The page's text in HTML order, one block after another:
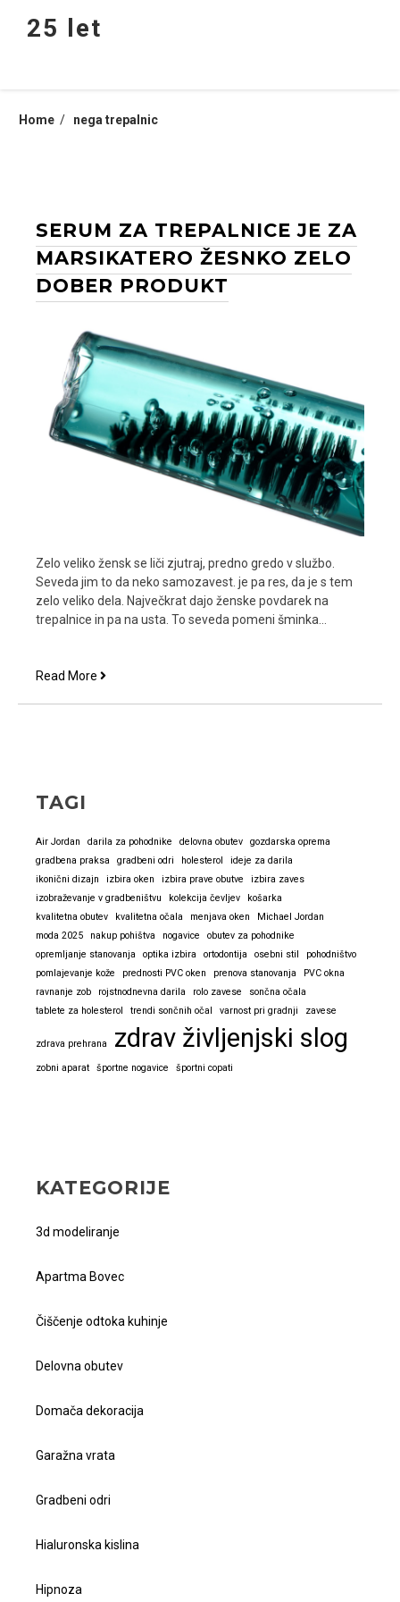
25 let
Home nega trepalnic
SERUM ZA TREPALNICE JE ZA
MARSIKATERO ŽESNKO ZELO
DOBER PRODUKT
Zelo veliko žensk se liči zjutraj, predno gredo v službo.
Seveda jim to da neko samozavest. je pa res, da je s tem
zelo veliko dela. Največkrat dajo ženske povdarek na
trepalnice in pa na usta. To seveda pomeni šminka…
Read More Serum
produkt
TAGI
Air Jordan darila za pohodnike delovna obutev
gozdarska oprema
gradbena praksa
gradbeni odri holesterol
ideje za darila
ikonični dizajn
izbira oken izbira prave obutve
izbira zaves
izobraževanje v gradbeništvu
kolekcija čevljev
košarka
kvalitetna obutev
kvalitetna očala menjava oken
Michael Jordan
moda 2025
nakup pohištva nogavice
obutev za pohodnike
opremljanje stanovanja
optika izbira ortodontija osebni stil
pohodništvo
pomlajevanje kože
prednosti PVC oken prenova stanovanja
PVC okna
ravnanje zob
rojstnodnevna darila rolo zavese
sončna očala
tablete za holesterol
trendi sončnih očal varnost pri gradnji zavese
zdrava prehrana zdrav življenjski slog
zobni aparat športne nogavice športni copati
KATEGORIJE
3d modeliranje
Apartma Bovec
Čiščenje odtoka kuhinje
Delovna obutev
Domača dekoracija
Garažna vrata
Gradbeni odri
Hialuronska kislina
Hipnoza